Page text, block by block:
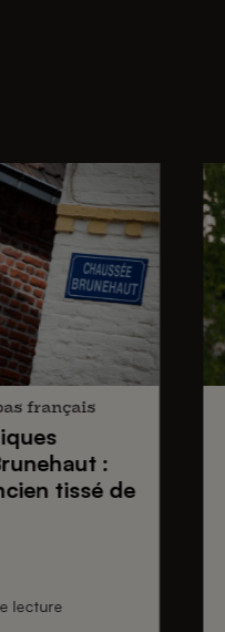
français
:
tissé de
lecture